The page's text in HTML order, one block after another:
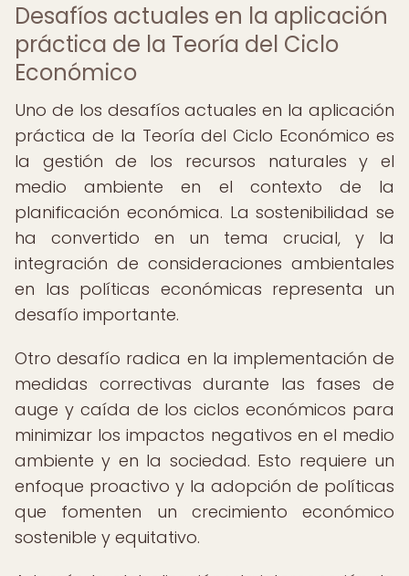
Desafíos actuales en la aplicación
práctica de la Teoría del Ciclo
Económico
Uno de los desafíos actuales en la aplicación
práctica de la Teoría del Ciclo Económico es
la gestión de los recursos naturales y el
medio ambiente en el contexto de la
planificación económica. La sostenibilidad se
ha convertido en un tema crucial, y la
integración de consideraciones ambientales
en las políticas económicas representa un
desafío importante.
Otro desafío radica en la implementación de
medidas correctivas durante las fases de
auge y caída de los ciclos económicos para
minimizar los impactos negativos en el medio
ambiente y en la sociedad. Esto requiere un
enfoque proactivo y la adopción de políticas
que fomenten un crecimiento económico
sostenible y equitativo.